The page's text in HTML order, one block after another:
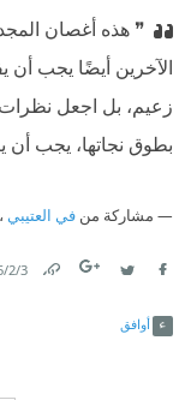
❞ هذه أغصان
الآخرين أيضًا يجب أن
زعيم، بل اجعل
بطوق نجاتها، يجب أن
مشاركة من في العتيبي
3‏/2‏/2025
أوافق